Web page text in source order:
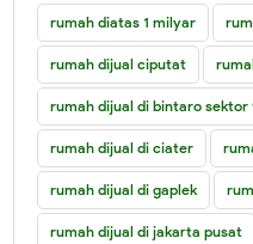
rumah diatas 1 milyar
rumah dijual ciputat
rumah dijual di bintaro sektor
rumah dijual di ciater
rumah dijual di gaplek
rumah dijual di jakarta pusat